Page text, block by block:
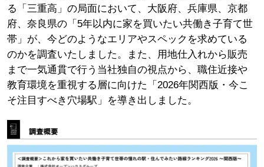
る「三重高」の局面において、大阪府、兵庫県、京都
府、奈良県の「5年以内に家を買いたい共働き子育て世
帯」が、今どのようなエリアやスペックを求めている
のかを調査いたしました。また、用地仕入れから販売
まで一気通貫で行う当社独自の視点から、職住近接や
教育環境を重視する層に向けた「2026年関西版・今こ
そ注目すべき穴場駅」を導き出しました。